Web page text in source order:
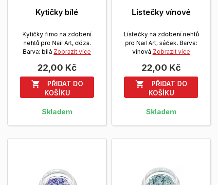
Kytičky bílé
Kytičky fimo na zdobení
nehtů pro Nail Art, dóza.
Barva: bílá Zobrazit více
22,00 Kč

PŘIDAT DO
KOŠÍKU
Skladem
Lístečky vínové
Lístečky na zdobení nehtů
pro Nail Art, sáček. Barva:
vínová Zobrazit více
22,00 Kč

PŘIDAT DO
KOŠÍKU
Skladem